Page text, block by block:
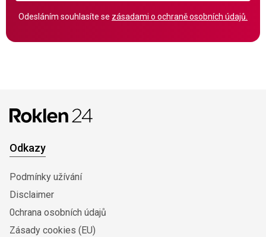
Odesláním souhlasíte se zásadami o ochraně osobních údajů.
Odkazy
Podmínky užívání
Disclaimer
0chrana osobních údajů
Zásady cookies (EU)